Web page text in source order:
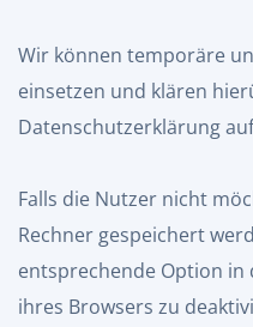
Wir können temporäre
einsetzen und klären
Datenschutzerklärung
Falls die Nutzer nicht
Rechner gespeichert
entsprechende Option in
ihres Browsers zu